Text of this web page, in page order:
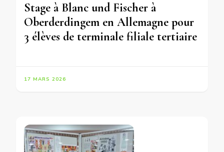
Stage à Blanc und Fischer à
Oberderdingem en Allemagne pour
3 élèves de terminale filiale tertiaire
17 MARS 2026